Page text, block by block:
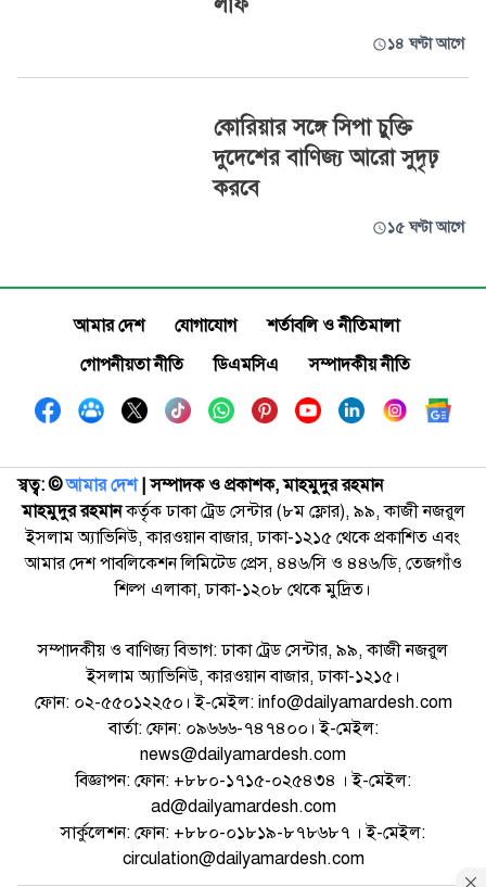
১৪ ঘণ্টা আগে
কোরিয়ার সঙ্গে সিপা চুক্তি
দুদেশের বাণিজ্য আরো সুদৃঢ়
করবে
১৫ ঘণ্টা আগে
আমার দেশ যোগাযোগ
শর্তাবলি ও নীতিমালা
গোপনীয়তা নীতি
ডিএমসিএ সম্পাদকীয় নীতি
স্বত্ব: ©️আমার দেশ| সম্পাদক ও প্রকাশক, মাহমুদুর রহমান
মাহমুদুর রহমানকর্তৃক ঢাকা ট্রেড সেন্টার (৮ম ফ্লোর), ৯৯, কাজী নজরুল
ইসলাম অ্যাভিনিউ, কারওয়ান বাজার, ঢাকা-১২১৫ থেকে প্রকাশিত এবং
আমার দেশ পাবলিকেশন লিমিটেড প্রেস, ৪৪৬/সি ও ৪৪৬/ডি, তেজগাঁও
শিল্প এলাকা, ঢাকা-১২০৮ থেকে মুদ্রিত।
সম্পাদকীয় ও বাণিজ্য বিভাগ: ঢাকা ট্রেড সেন্টার, ৯৯, কাজী নজরুল
ইসলাম অ্যাভিনিউ, কারওয়ান বাজার, ঢাকা-১২১৫।
ফোন: ০২-৫৫০১২২৫০। ই-মেইল: info@dailyamardesh.com
বার্তা: ফোন: ০৯৬৬৬-৭৪৭৪০০। ই-মেইল:
news@dailyamardesh.com
বিজ্ঞাপন: ফোন: +৮৮০-১৭১৫-০২৫৪৩৪ । ই-মেইল:
ad@dailyamardesh.com
সার্কুলেশন: ফোন: +৮৮০-০১৮১৯-৮৭৮৬৮৭ । ই-মেইল:
circulation@dailyamardesh.com